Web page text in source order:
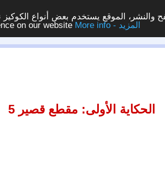
والنشر، الموقع يستخدم بعض أنواع
on our website
More info - المزيد
الحكاية الأولى: مقطع قصير 5